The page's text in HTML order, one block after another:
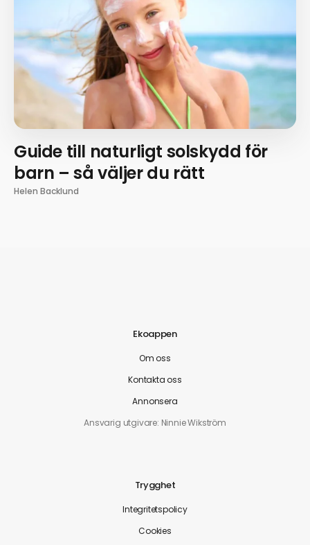
Guide till naturligt solskydd för
barn – så väljer du rätt
Helen Backlund
Ekoappen
Om oss
Kontakta oss
Annonsera
Ansvarig utgivare: Ninnie Wikström
Trygghet
Integritetspolicy
Cookies